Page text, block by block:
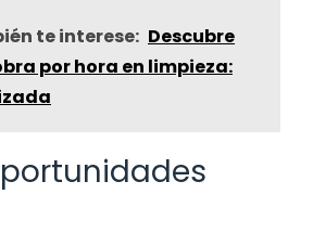
te interese: Descubre
por hora en limpieza: